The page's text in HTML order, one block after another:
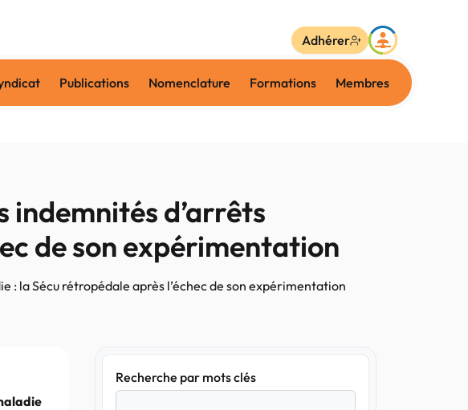
Publications Nomenclature Formations Membres
Adhérer
indemnités d’arrêts
de son expérimentation
: la Sécu rétropédale après l’échec de son expérimentation
Recherche par mots clés